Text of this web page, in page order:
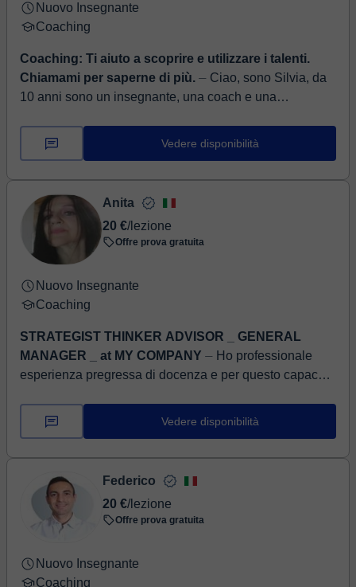
Nuovo Insegnante
Coaching
Coaching: Ti aiuto a scoprire e utilizzare i talenti.
Chiamami per saperne di più. ⏤ Ciao, sono Silvia, da
10 anni sono un insegnante, una coach e una
massimo dei voti e dopo aver ...
Vedere disponibilità
Anita
20 €/lezione
Offre prova gratuita
Nuovo Insegnante
Coaching
STRATEGIST THINKER ADVISOR _ GENERAL
MANAGER _ at MY COMPANY ⏤ Ho professionale
esperienza pregressa di docenza e per questo capace
che vengano recepiti in ...
Vedere disponibilità
Federico
20 €/lezione
Offre prova gratuita
Nuovo Insegnante
Coaching